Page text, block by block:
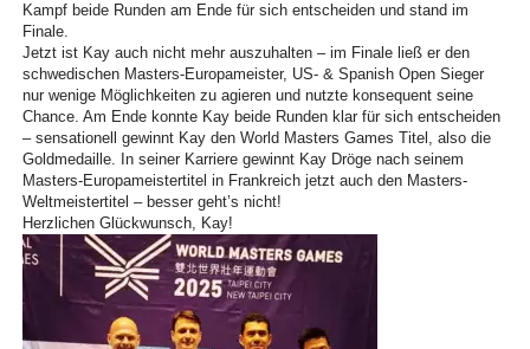
Kampf beide Runden am Ende für sich entscheiden und stand im
Finale.
Jetzt ist Kay auch nicht mehr auszuhalten – im Finale ließ er den
schwedischen Masters-Europameister, US- & Spanish Open Sieger
nur wenige Möglichkeiten zu agieren und nutzte konsequent seine
Chance. Am Ende konnte Kay beide Runden klar für sich entscheiden
– sensationell gewinnt Kay den World Masters Games Titel, also die
Goldmedaille. In seiner Karriere gewinnt Kay Dröge nach seinem
Masters-Europameistertitel in Frankreich jetzt auch den Masters-
Weltmeistertitel – besser geht’s nicht!
Herzlichen Glückwunsch, Kay!